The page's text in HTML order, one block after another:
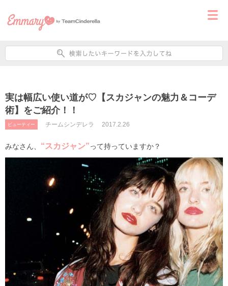
実は幅広い使い道が♡【スカジャンの魅力＆コーデ
術】をご紹介！！
ビューティー チームシンデレラ 2017.2.26
みなさん、 “スカジャン”って持っていますか？